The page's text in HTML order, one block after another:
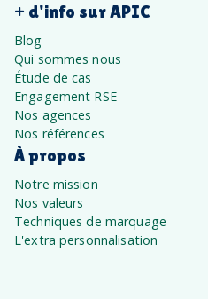
+ d'info sur APIC
Blog
Qui sommes nous
Étude de cas
Engagement RSE
Nos agences
Nos références
À propos
Notre mission
Nos valeurs
Techniques de marquage
L'extra personnalisation